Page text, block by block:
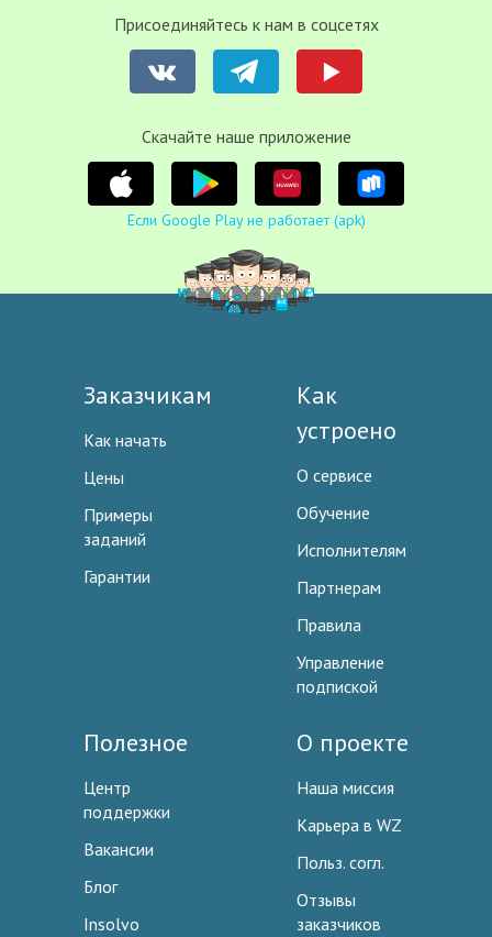
Присоединяйтесь к нам в соцсетях
Cкачайте наше приложение
Если Google Play не работает (apk)
Заказчикам
Как начать
Цены
Примеры
заданий
Гарантии
Как
устроено
О сервисе
Обучение
Исполнителям
Партнерам
Правила
Управление
подпиской
Полезное
Центр
поддержки
Вакансии
Блог
Insolvo
О проекте
Наша миссия
Карьера в WZ
Польз. согл.
Отзывы
заказчиков